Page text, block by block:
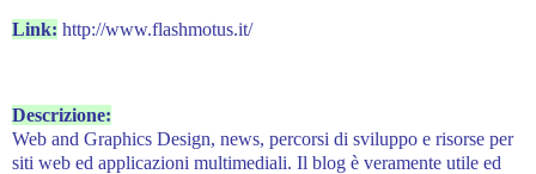
Link: http://www.flashmotus.it/
Descrizione:
Web and Graphics Design, news, percorsi di sviluppo e risorse per
siti web ed applicazioni multimediali. Il blog è veramente utile ed